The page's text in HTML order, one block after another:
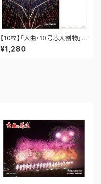
【10枚】「大曲・10号芯入割物」
¥1,280